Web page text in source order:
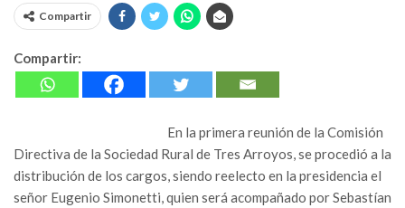
Compartir
Compartir:
En la primera reunión de la Comisión
Directiva de la Sociedad Rural de Tres Arroyos, se procedió a la
distribución de los cargos, siendo reelecto en la presidencia el
señor Eugenio Simonetti, quien será acompañado por Sebastían